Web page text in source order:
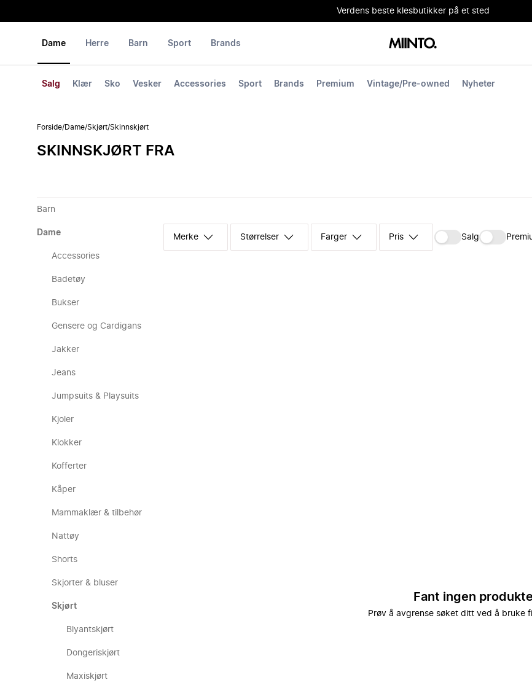
Verdens beste klesbutikker på et sted
Dame
Salg Klær Sko Vesker Accessories Sport Brands Premium Vintage/Pre-owned Nyheter
Herre Barn Sport Brands
Forside/Dame/Skjørt/Skinnskjørt
SKINNSKJØRT FRA
Barn
Dame
Accessories
Badetøy
Bukser
Gensere og Cardigans
Jakker
Jeans
Jumpsuits & Playsuits
Kjoler
Klokker
Kofferter
Kåper
Mammaklær & tilbehør
Nattøy
Shorts
Skjorter & bluser
Skjørt
Blyantskjørt
Dongeriskjørt
Maxiskjørt
Merke Størrelser Farger Pris Salg
Fant ingen
Prøv å avgrense søket ditt ved å bruke